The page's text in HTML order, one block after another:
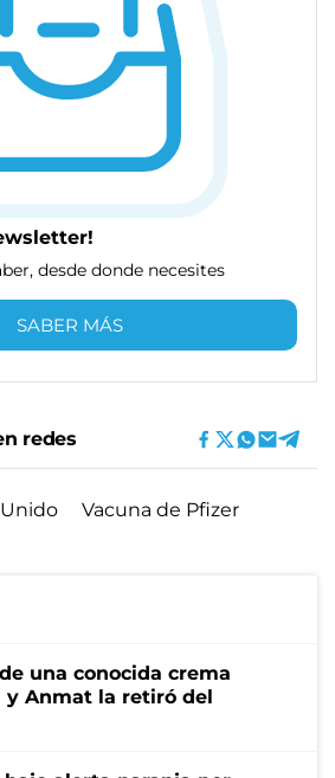
desde donde necesites
SABER MÁS
redes
Vacuna de Pfizer
una conocida crema
Anmat la retiró del